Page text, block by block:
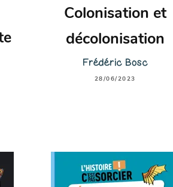
Colonisation et
décolonisation
Frédéric Bosc
28/06/2023